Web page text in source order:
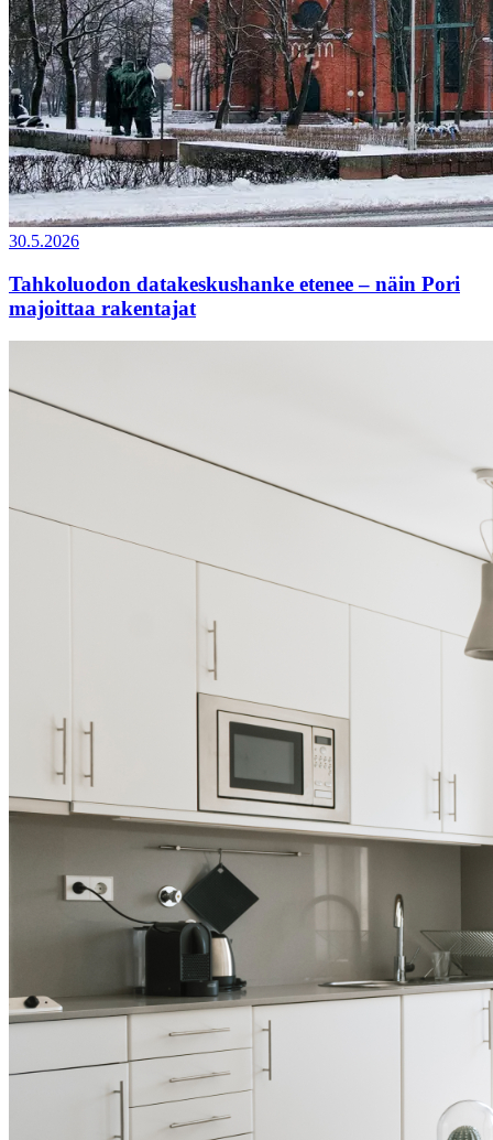
30.5.2026
Tahkoluodon datakeskushanke etenee – näin Pori
majoittaa rakentajat